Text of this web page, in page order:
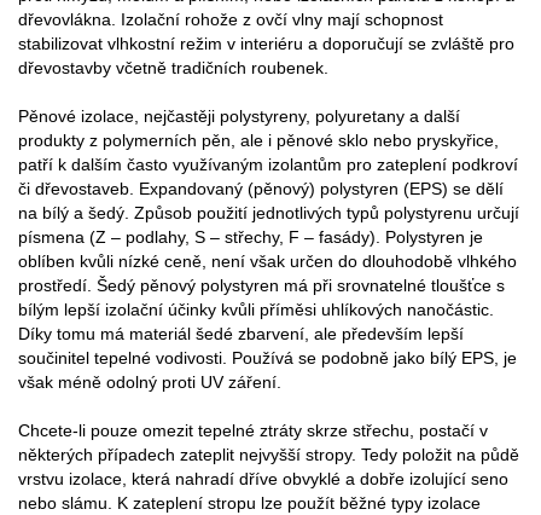
dřevovlákna. Izolační rohože z ovčí vlny mají schopnost
stabilizovat vlhkostní režim v interiéru a doporučují se zvláště pro
dřevostavby včetně tradičních roubenek.
Pěnové izolace, nejčastěji polystyreny, polyuretany a další
produkty z polymerních pěn, ale i pěnové sklo nebo pryskyřice,
patří k dalším často využívaným izolantům pro zateplení podkroví
či dřevostaveb. Expandovaný (pěnový) polystyren (EPS) se dělí
na bílý a šedý. Způsob použití jednotlivých typů polystyrenu určují
písmena (Z – podlahy, S – střechy, F – fasády). Polystyren je
oblíben kvůli nízké ceně, není však určen do dlouhodobě vlhkého
prostředí. Šedý pěnový polystyren má při srovnatelné tloušťce s
bílým lepší izolační účinky kvůli příměsi uhlíkových nanočástic.
Díky tomu má materiál šedé zbarvení, ale především lepší
součinitel tepelné vodivosti. Používá se podobně jako bílý EPS, je
však méně odolný proti UV záření.
Chcete-li pouze omezit tepelné ztráty skrze střechu, postačí v
některých případech zateplit nejvyšší stropy. Tedy položit na půdě
vrstvu izolace, která nahradí dříve obvyklé a dobře izolující seno
nebo slámu. K zateplení stropu lze použít běžné typy izolace